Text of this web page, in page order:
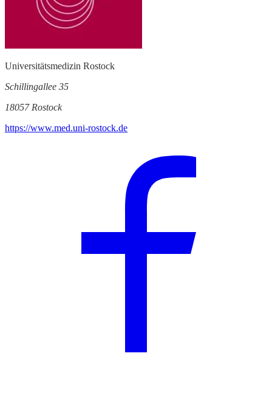
Universitätsmedizin Rostock
Schillingallee 35
18057 Rostock
https://www.med.uni-rostock.de